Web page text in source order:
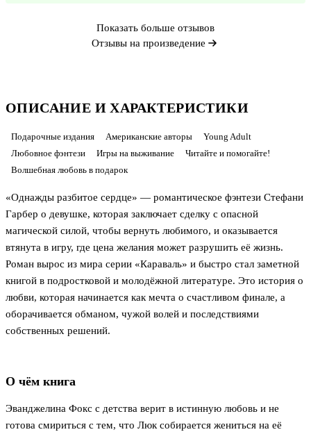
ОПИСАНИЕ И ХАРАКТЕРИСТИКИ
Подарочные издания Американские авторы
Young Adult
Любовное фэнтези
Игры на выживание
Читайте и помогайте!
Волшебная любовь в подарок
«Однажды разбитое сердце» — романтическое фэнтези Стефани
Гарбер о девушке, которая заключает сделку с опасной
магической силой, чтобы вернуть любимого, и оказывается
втянута в игру, где цена желания может разрушить её жизнь.
Роман вырос из мира серии «Караваль» и быстро стал заметной
книгой в подростковой и молодёжной литературе. Это история о
любви, которая начинается как мечта о счастливом финале, а
оборачивается обманом, чужой волей и последствиями
собственных решений.
О чём книга
Эванджелина Фокс с детства верит в истинную любовь и не
готова смириться с тем, что Люк собирается жениться на её
Показать больше отзывов
Отзывы на произведение